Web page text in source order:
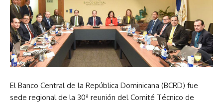
El Banco Central de la República Dominicana (BCRD) fue
sede regional de la 30ª reunión del Comité Técnico de